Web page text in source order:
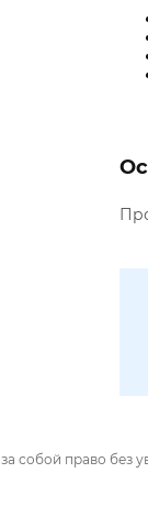
собой право без